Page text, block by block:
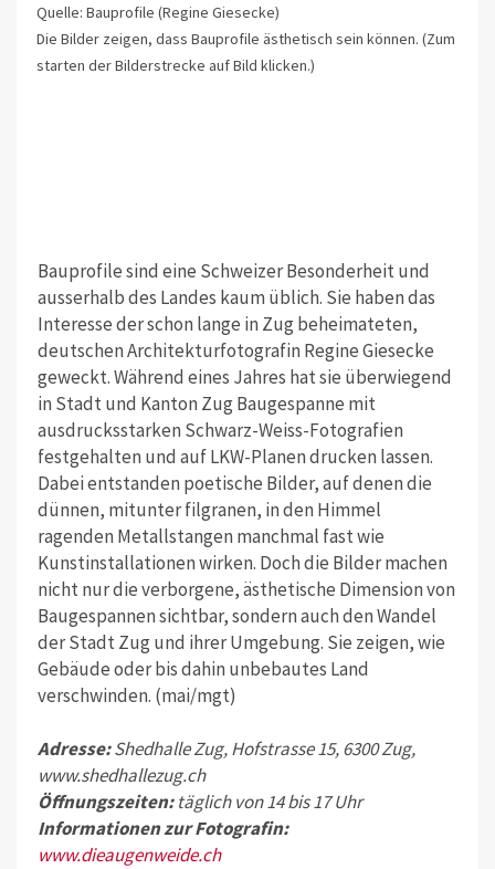
Quelle: Bauprofile (Regine Giesecke)
Die Bilder zeigen, dass Bauprofile ästhetisch sein können. (Zum
starten der Bilderstrecke auf Bild klicken.)
Bauprofile sind eine Schweizer Besonderheit und
ausserhalb des Landes kaum üblich. Sie haben das
Interesse der schon lange in Zug beheimateten,
deutschen Architekturfotografin Regine Giesecke
geweckt. Während eines Jahres hat sie überwiegend
in Stadt und Kanton Zug Baugespanne mit
ausdrucksstarken Schwarz-Weiss-Fotografien
festgehalten und auf LKW-Planen drucken lassen.
Dabei entstanden poetische Bilder, auf denen die
dünnen, mitunter filgranen, in den Himmel
ragenden Metallstangen manchmal fast wie
Kunstinstallationen wirken. Doch die Bilder machen
nicht nur die verborgene, ästhetische Dimension von
Baugespannen sichtbar, sondern auch den Wandel
der Stadt Zug und ihrer Umgebung. Sie zeigen, wie
Gebäude oder bis dahin unbebautes Land
verschwinden. (mai/mgt)
Adresse:Shedhalle Zug, Hofstrasse 15, 6300 Zug,
www.shedhallezug.ch
Öffnungszeiten:täglich von 14 bis 17 Uhr
Informationen zur Fotografin:
www.dieaugenweide.ch